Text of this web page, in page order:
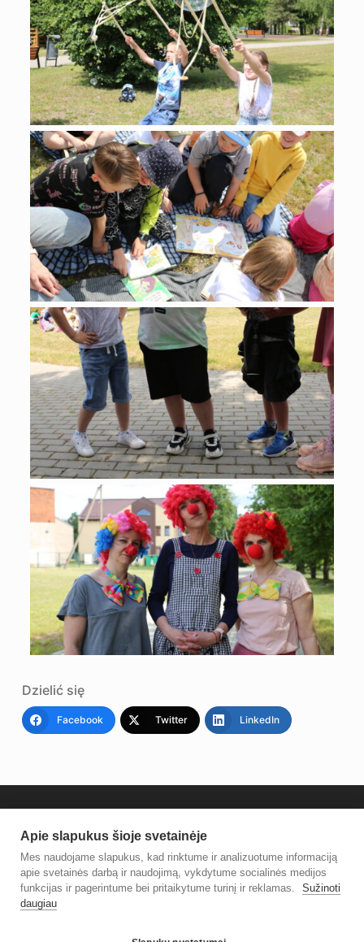
Dzielić się
Facebook Twitter LinkedIn
© 2021 Vilniaus rajono savivaldybės Centrinė biblioteka.
Apie slapukus šioje svetainėje
Mes naudojame slapukus, kad rinktume ir analizuotume informaciją
apie svetainės darbą ir naudojimą, vykdytume socialinės medijos
funkcijas ir pagerintume bei pritaikytume turinį ir reklamas.
Sužinoti
daugiau